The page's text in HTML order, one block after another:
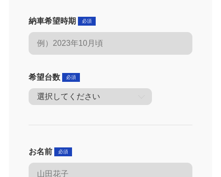
納車希望時期
希望台数
お名前